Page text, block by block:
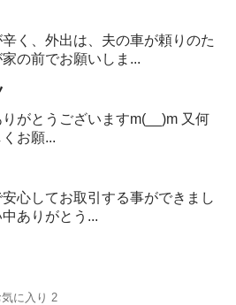
く、外出は、夫の車が頼りのた
の前でお願いしま...
がとうございますm(__)m 又何
お願...
心してお取引する事ができまし
ありがとう...
気に入り 2